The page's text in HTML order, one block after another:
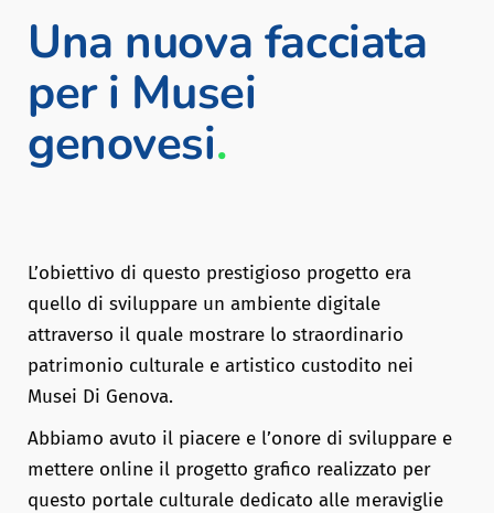
Una nuova facciata
per i Musei
genovesi.
L’obiettivo di questo prestigioso progetto era
quello di sviluppare un ambiente digitale
attraverso il quale mostrare lo straordinario
patrimonio culturale e artistico custodito nei
Musei Di Genova.
Abbiamo avuto il piacere e l’onore di sviluppare e
mettere online il progetto grafico realizzato per
questo portale culturale dedicato alle meraviglie